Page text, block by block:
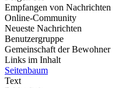
Empfangen von Nachrichten
Online-Community
Neueste Nachrichten
Benutzergruppe
Gemeinschaft der Bewohner
Links im Inhalt
Seitenbaum
Text